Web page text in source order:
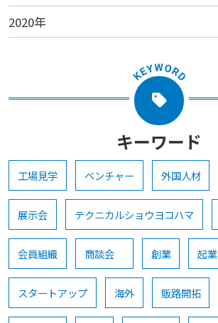
2020年
キーワード
工場見学 ベンチャー 外国人材
展示会 テクニカルショウヨコハマ
会員組織 商談会 創業 起業
スタートアップ 海外 販路開拓